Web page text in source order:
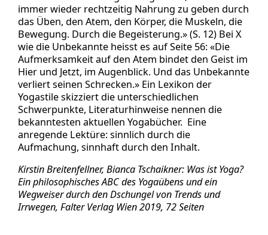
immer wieder rechtzeitig Nahrung zu geben durch
das Üben, den Atem, den Körper, die Muskeln, die
Bewegung. Durch die Begeisterung.» (S. 12) Bei X
wie die Unbekannte heisst es auf Seite 56: «Die
Aufmerksamkeit auf den Atem bindet den Geist im
Hier und Jetzt, im Augenblick. Und das Unbekannte
verliert seinen Schrecken.» Ein Lexikon der
Yogastile skizziert die unterschiedlichen
Schwerpunkte, Literaturhinweise nennen die
bekanntesten aktuellen Yogabücher. Eine
anregende Lektüre: sinnlich durch die
Aufmachung, sinnhaft durch den Inhalt.
Kirstin Breitenfellner, Bianca Tschaikner: Was ist Yoga?
Ein philosophisches ABC des Yogaübens und ein
Wegweiser durch den Dschungel von Trends und
Irrwegen, Falter Verlag Wien 2019, 72 Seiten